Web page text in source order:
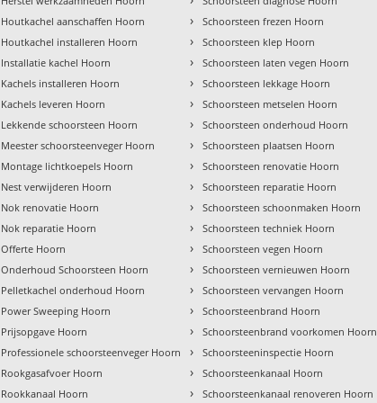
Houtkachel aanschaffen Hoorn
Houtkachel installeren Hoorn
Installatie kachel Hoorn
Kachels installeren Hoorn
Kachels leveren Hoorn
Lekkende schoorsteen Hoorn
Meester schoorsteenveger Hoorn
Montage lichtkoepels Hoorn
Nest verwijderen Hoorn
Nok renovatie Hoorn
Nok reparatie Hoorn
Offerte Hoorn
Onderhoud Schoorsteen Hoorn
Pelletkachel onderhoud Hoorn
Power Sweeping Hoorn
Prijsopgave Hoorn
Professionele schoorsteenveger Hoorn
Rookgasafvoer Hoorn
Rookkanaal Hoorn
› Schoorsteen frezen Hoorn
› Schoorsteen klep Hoorn
› Schoorsteen laten vegen Hoorn
› Schoorsteen lekkage Hoorn
› Schoorsteen metselen Hoorn
› Schoorsteen onderhoud Hoorn
› Schoorsteen plaatsen Hoorn
› Schoorsteen renovatie Hoorn
› Schoorsteen reparatie Hoorn
› Schoorsteen schoonmaken Hoorn
› Schoorsteen techniek Hoorn
› Schoorsteen vegen Hoorn
› Schoorsteen vernieuwen Hoorn
› Schoorsteen vervangen Hoorn
› Schoorsteenbrand Hoorn
› Schoorsteenbrand voorkomen Hoorn
› Schoorsteeninspectie Hoorn
› Schoorsteenkanaal Hoorn
› Schoorsteenkanaal renoveren Hoorn